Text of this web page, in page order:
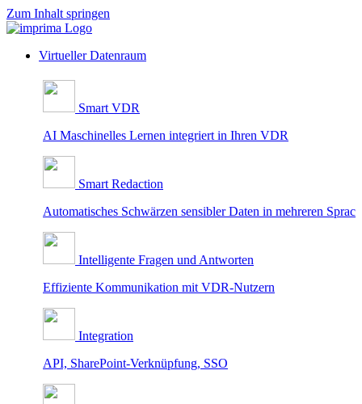
Zum Inhalt springen
Virtueller Datenraum
Smart VDR
AI Maschinelles Lernen integriert in Ihren VDR
Smart Redaction
Automatisches Schwärzen sensibler Daten in mehreren
Intelligente Fragen und Antworten
Effiziente Kommunikation mit VDR-Nutzern
Integration
API, SharePoint-Verknüpfung, SSO